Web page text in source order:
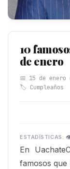
10
de enero
📅 15 de enero
🏷️ Cumpleaños
En
famosos